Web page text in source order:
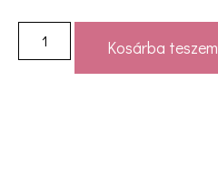
Kosárba teszem